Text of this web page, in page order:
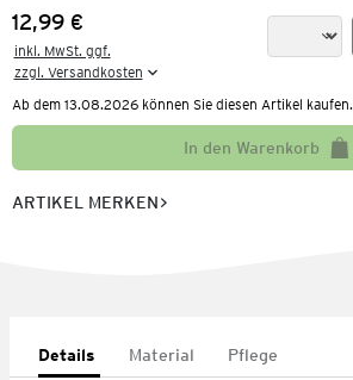
Preis:
12,99 €
inkl. MwSt. ggf.
zzgl. Versandkosten
Ab dem 13.08.2026 können Sie diesen Artikel kaufen.
In den Warenkorb
ARTIKEL MERKEN
Details Material Pflege